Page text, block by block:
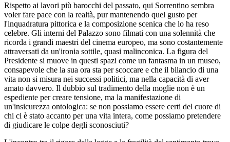
Rispetto ai lavori più barocchi del passato, qui Sorrentino sembra
voler fare pace con la realtà, pur mantenendo quel gusto per
l'inquadratura pittorica e la composizione scenica che lo ha reso
celebre. Gli interni del Palazzo sono filmati con una solennità che
ricorda i grandi maestri del cinema europeo, ma sono costantemente
attraversati da un'ironia sottile, quasi malinconica. La figura del
Presidente si muove in questi spazi come un fantasma in un museo,
consapevole che la sua ora sta per scoccare e che il bilancio di una
vita non si misura nei successi politici, ma nella capacità di aver
amato davvero. Il dubbio sul tradimento della moglie non è un
espediente per creare tensione, ma la manifestazione di
un'insicurezza ontologica: se non possiamo essere certi del cuore di
chi ci è stato accanto per una vita intera, come possiamo pretendere
di giudicare le colpe degli sconosciuti?